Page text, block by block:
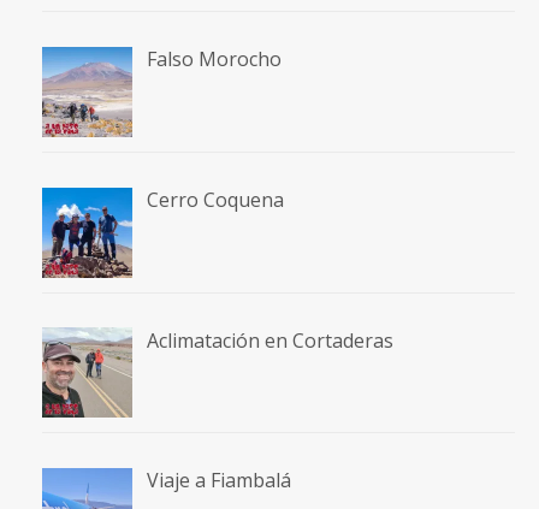
Falso Morocho
Cerro Coquena
Aclimatación en Cortaderas
Viaje a Fiambalá